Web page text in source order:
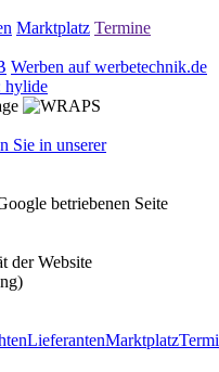
Marktplatz Termine
Werben auf werbetechnik.de
hylide
Sie in unserer
betriebenen Seite
der Website
LieferantenMarktplatz